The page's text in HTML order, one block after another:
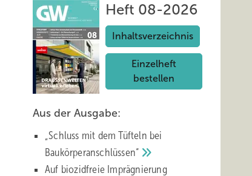
Heft 08-2026
Inhaltsverzeichnis
Einzelheft
bestellen
Aus der Ausgabe:
„Schluss mit d em Tüfteln bei
Baukörperanschlüssen“
Auf biozidfreie Imprägnierung